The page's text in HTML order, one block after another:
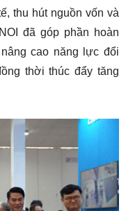
thu hút nguồn vốn và
đã góp phần hoàn
cao năng lực đổi
thời thúc đẩy tăng